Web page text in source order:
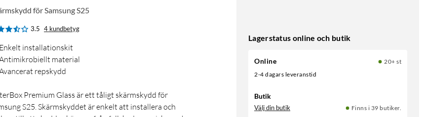
Lagerstatus online och butik
Online
20+ st
2-4 dagars leveranstid
Butik
Välj din butik Finns i 39 butiker.
för Samsung S25
3.5 4 kundbetyg
Enkelt installationskit
material
repskydd
Premium Glass är ett tåligt skärmskydd för
S25. Skärmskyddet är enkelt att installera och